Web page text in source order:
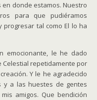
en donde estamos. Nuestro
para que pudiéramos
tal como El lo ha
emocionante, le he dado
Celestial repetidamente por
Y le he agradecido
a las huestes de gentes
amigos. Que bendición